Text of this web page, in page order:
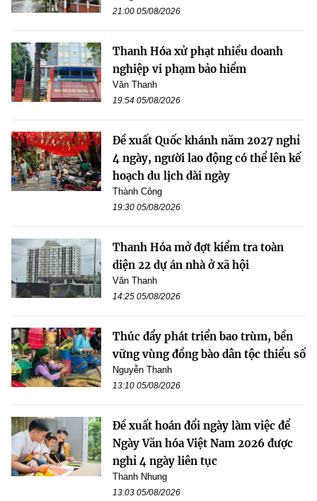
21:00 05/08/2026
Thanh Hóa xử phạt nhiều doanh
nghiệp vi phạm bảo hiểm
Văn Thanh
19:54 05/08/2026
Đề xuất Quốc khánh năm 2027 nghỉ
4 ngày, người lao động có thể lên kế
hoạch du lịch dài ngày
Thành Công
19:30 05/08/2026
Thanh Hóa mở đợt kiểm tra toàn
diện 22 dự án nhà ở xã hội
Văn Thanh
14:25 05/08/2026
Thúc đẩy phát triển bao trùm, bền
vững vùng đồng bào dân tộc thiểu số
Nguyễn Thanh
13:10 05/08/2026
Đề xuất hoán đổi ngày làm việc để
Ngày Văn hóa Việt Nam 2026 được
nghỉ 4 ngày liên tục
Thanh Nhung
13:03 05/08/2026